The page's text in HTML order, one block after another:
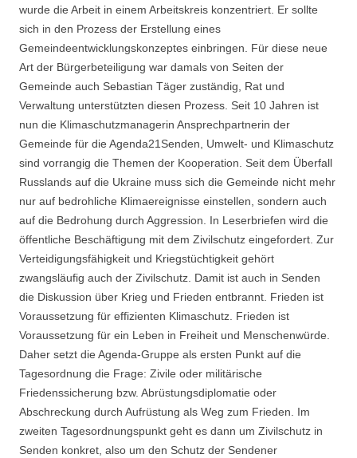
wurde die Arbeit in einem Arbeitskreis konzentriert. Er sollte
sich in den Prozess der Erstellung eines
Gemeindeentwicklungskonzeptes einbringen. Für diese neue
Art der Bürgerbeteiligung war damals von Seiten der
Gemeinde auch Sebastian Täger zuständig, Rat und
Verwaltung unterstützten diesen Prozess. Seit 10 Jahren ist
nun die Klimaschutzmanagerin Ansprechpartnerin der
Gemeinde für die Agenda21Senden, Umwelt- und Klimaschutz
sind vorrangig die Themen der Kooperation. Seit dem Überfall
Russlands auf die Ukraine muss sich die Gemeinde nicht mehr
nur auf bedrohliche Klimaereignisse einstellen, sondern auch
auf die Bedrohung durch Aggression. In Leserbriefen wird die
öffentliche Beschäftigung mit dem Zivilschutz eingefordert. Zur
Verteidigungsfähigkeit und Kriegstüchtigkeit gehört
zwangsläufig auch der Zivilschutz. Damit ist auch in Senden
die Diskussion über Krieg und Frieden entbrannt. Frieden ist
Voraussetzung für effizienten Klimaschutz. Frieden ist
Voraussetzung für ein Leben in Freiheit und Menschenwürde.
Daher setzt die Agenda-Gruppe als ersten Punkt auf die
Tagesordnung die Frage: Zivile oder militärische
Friedenssicherung bzw. Abrüstungsdiplomatie oder
Abschreckung durch Aufrüstung als Weg zum Frieden. Im
zweiten Tagesordnungspunkt geht es dann um Zivilschutz in
Senden konkret, also um den Schutz der Sendener